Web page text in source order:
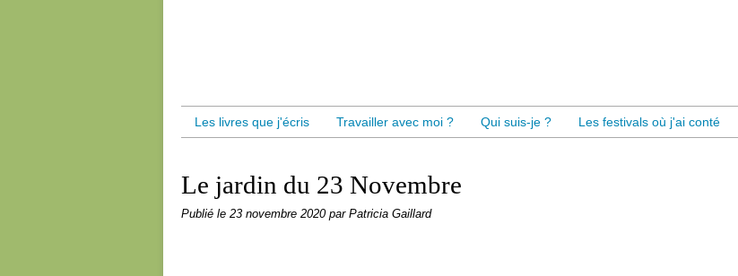
Les livres que j'écris Travailler avec moi ? Qui suis-je ? Les festivals où j'ai conté
Le jardin du 23 Novembre
Publié le 23 novembre 2020 par Patricia Gaillard